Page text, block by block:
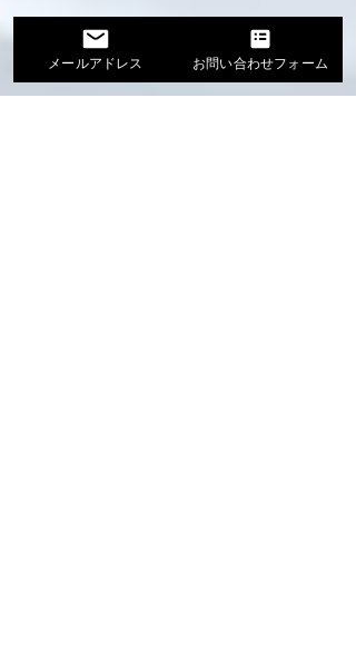
メールアドレス お問い合わせフォーム